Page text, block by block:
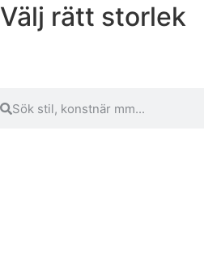
Välj rätt storlek